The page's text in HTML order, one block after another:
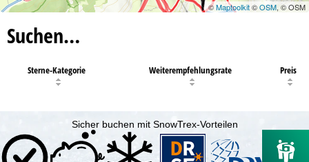
©Maptoolkit©OSM, © OSM
Suchen…
Sterne-Kategorie Weiterempfehlungsrate Preis
Sicher buchen mit SnowTrex-Vorteilen